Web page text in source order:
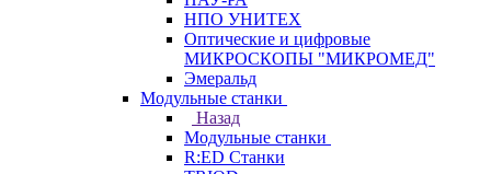
НПО УНИТЕХ
Оптические и цифровые
МИКРОСКОПЫ "МИКРОМЕД"
Эмеральд
Модульные станки
Назад
Модульные станки
R:ED Станки